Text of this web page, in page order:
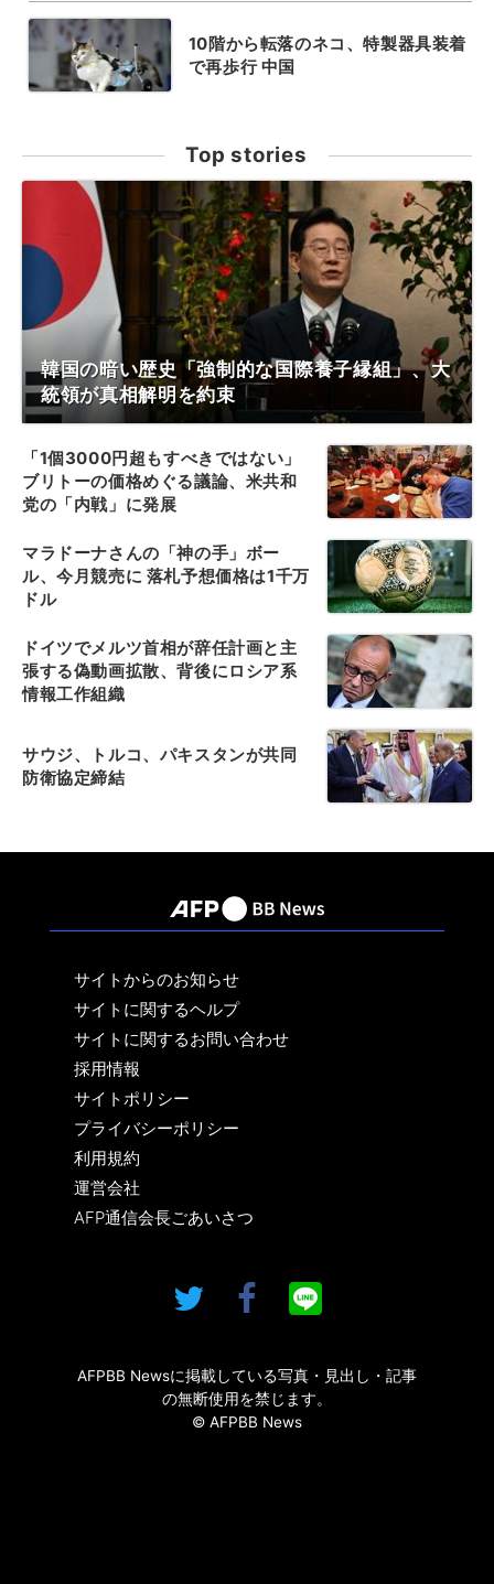
10階から転落のネコ、特製器具装着
で再歩行 中国
Top stories
韓国の暗い歴史「強制的な国際養子縁組」、大
統領が真相解明を約束
「1個3000円超もすべきではない」
ブリトーの価格めぐる議論、米共和
党の「内戦」に発展
マラドーナさんの「神の手」ボー
ル、今月競売に 落札予想価格は1千万
ドル
ドイツでメルツ首相が辞任計画と主
張する偽動画拡散、背後にロシア系
情報工作組織
サウジ、トルコ、パキスタンが共同
防衛協定締結
サイトからのお知らせ
サイトに関するヘルプ
サイトに関するお問い合わせ
採用情報
サイトポリシー
プライバシーポリシー
利用規約
運営会社
AFP通信会長ごあいさつ
AFPBB Newsに掲載している写真・見出し・記事
の無断使用を禁じます。
© AFPBB News